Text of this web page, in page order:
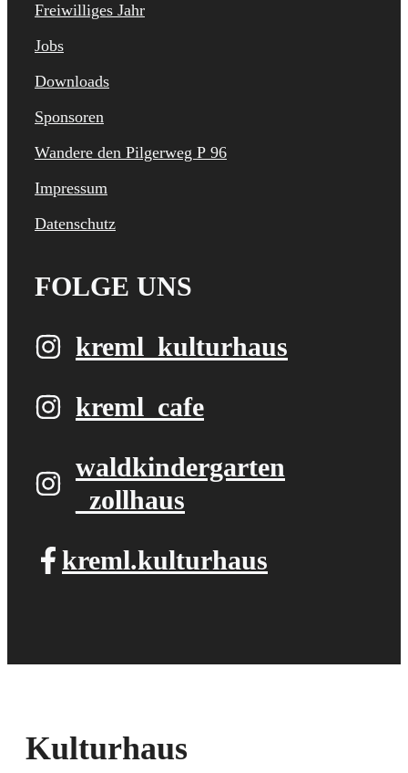
Freiwilliges Jahr
Jobs
Downloads
Sponsoren
Wandere den Pilgerweg P 96
Impressum
Datenschutz
FOLGE UNS
kreml_kulturhaus
kreml_cafe
waldkindergarten​
_zollhaus
kreml.kulturhaus
Kulturhaus